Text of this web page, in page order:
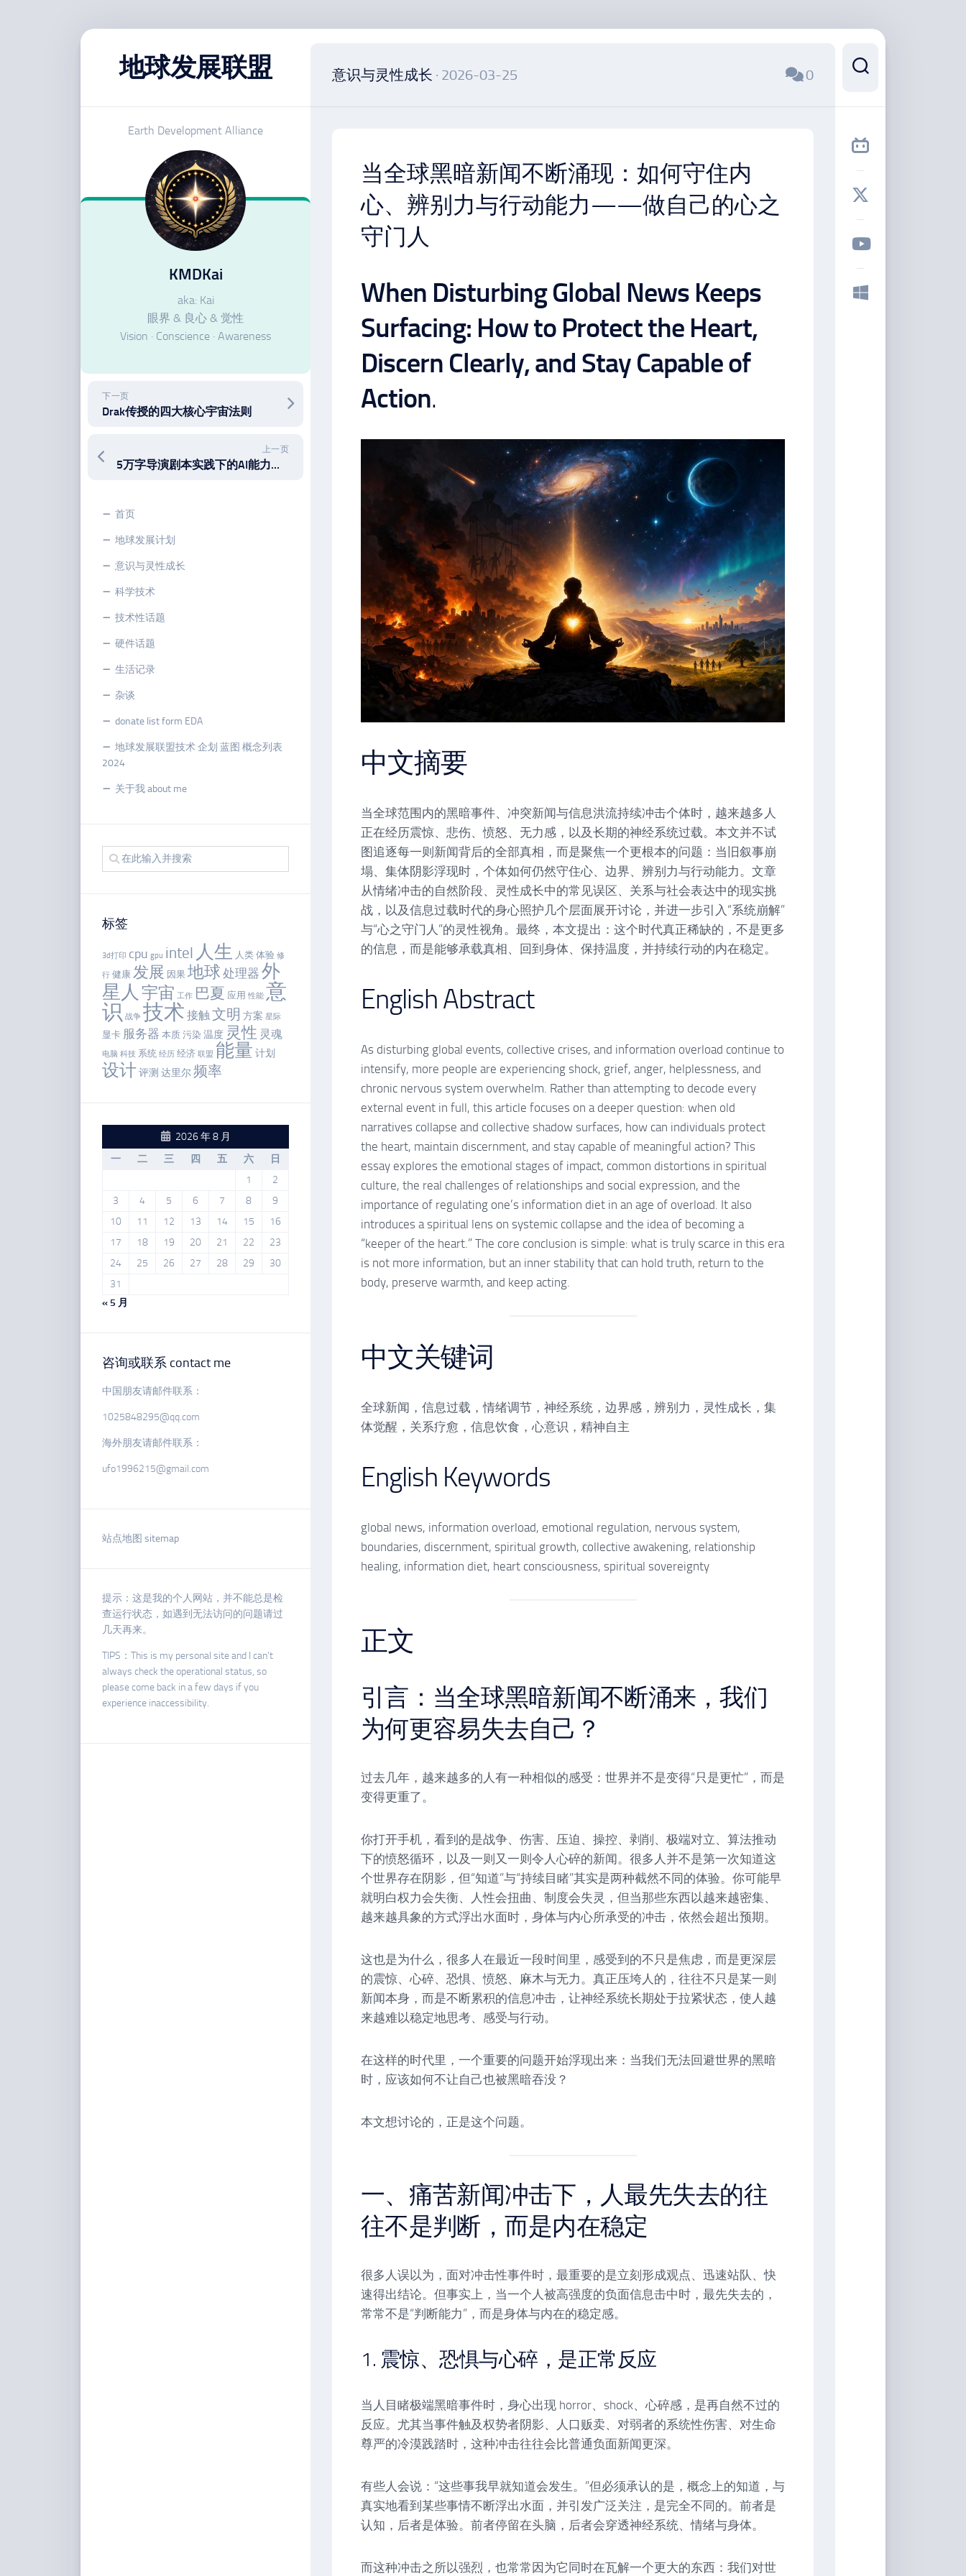
地球发展联盟
Earth Development Alliance
KMDKai
aka: Kai
眼界 & 良心 & 觉性
Vision · Conscience · Awareness
下一页
Drak传授的四大核心宇宙法则
上一页
5万字导演剧本实践下的AI能力边界与未来
首页
地球发展计划
意识与灵性成长
科学技术
技术性话题
硬件话题
生活记录
杂谈
donate list form EDA
地球发展联盟技术 企划 蓝图 概念列表
2024
关于我 about me
标签
3d打印 cpu gpu intel 人生 人类 体验 修
行 健康 发展 因果 地球 处理器 外
星人 宇宙 工作 巴夏 应用 性能 意
识 战争 技术 接触文明 方案 星际
显卡 服务器 本质 污染 温度 灵性 灵魂
电脑 科技 系统 经历 经济 联盟 能量 计划
设计评测 达里尔频率
2026 年 8 月
一
二 三 四 五 六
日
1
2
3
4 5 6 7 8
9
10
11 12 13 14 15
16
17
18 19 20 21 22
23
24
25 26 27 28 29
30
31
« 5 月
咨询或联系 contact me
中国朋友请邮件联系：
1025848295@qq.com
海外朋友请邮件联系：
ufo1996215@gmail.com
站点地图 sitemap
提示：这是我的个人网站，并不能总是检
查运行状态，如遇到无法访问的问题请过
几天再来。
TIPS：This is my personal site and I can’t
always check the operational status, so
please come back in a few days if you
experience inaccessibility.
意识与灵性成长 · 2026-03-25 0
当全球黑暗新闻不断涌现：如何守住内
心、辨别力与行动能力——做自己的心之
守门人
When Disturbing Global News Keeps
Surfacing: How to Protect the Heart,
Discern Clearly, and Stay Capable of
Action.
中文摘要
当全球范围内的黑暗事件、冲突新闻与信息洪流持续冲击个体时，越来越多人
正在经历震惊、悲伤、愤怒、无力感，以及长期的神经系统过载。本文并不试
图追逐每一则新闻背后的全部真相，而是聚焦一个更根本的问题：当旧叙事崩
塌、集体阴影浮现时，个体如何仍然守住心、边界、辨别力与行动能力。文章
从情绪冲击的自然阶段、灵性成长中的常见误区、关系与社会表达中的现实挑
战，以及信息过载时代的身心照护几个层面展开讨论，并进一步引入“系统崩解”
与“心之守门人”的灵性视角。最终，本文提出：这个时代真正稀缺的，不是更多
的信息，而是能够承载真相、回到身体、保持温度，并持续行动的内在稳定。
English Abstract
As disturbing global events, collective crises, and information overload continue to
intensify, more people are experiencing shock, grief, anger, helplessness, and
chronic nervous system overwhelm. Rather than attempting to decode every
external event in full, this article focuses on a deeper question: when old
narratives collapse and collective shadow surfaces, how can individuals protect
the heart, maintain discernment, and stay capable of meaningful action? This
essay explores the emotional stages of impact, common distortions in spiritual
culture, the real challenges of relationships and social expression, and the
importance of regulating one’s information diet in an age of overload. It also
introduces a spiritual lens on systemic collapse and the idea of becoming a
“keeper of the heart.” The core conclusion is simple: what is truly scarce in this era
is not more information, but an inner stability that can hold truth, return to the
body, preserve warmth, and keep acting.
中文关键词
全球新闻，信息过载，情绪调节，神经系统，边界感，辨别力，灵性成长，集
体觉醒，关系疗愈，信息饮食，心意识，精神自主
English Keywords
global news, information overload, emotional regulation, nervous system,
boundaries, discernment, spiritual growth, collective awakening, relationship
healing, information diet, heart consciousness, spiritual sovereignty
正文
引言：当全球黑暗新闻不断涌来，我们
为何更容易失去自己？
过去几年，越来越多的人有一种相似的感受：世界并不是变得“只是更忙”，而是
变得更重了。
你打开手机，看到的是战争、伤害、压迫、操控、剥削、极端对立、算法推动
下的愤怒循环，以及一则又一则令人心碎的新闻。很多人并不是第一次知道这
个世界存在阴影，但“知道”与“持续目睹”其实是两种截然不同的体验。你可能早
就明白权力会失衡、人性会扭曲、制度会失灵，但当那些东西以越来越密集、
越来越具象的方式浮出水面时，身体与内心所承受的冲击，依然会超出预期。
这也是为什么，很多人在最近一段时间里，感受到的不只是焦虑，而是更深层
的震惊、心碎、恐惧、愤怒、麻木与无力。真正压垮人的，往往不只是某一则
新闻本身，而是不断累积的信息冲击，让神经系统长期处于拉紧状态，使人越
来越难以稳定地思考、感受与行动。
在这样的时代里，一个重要的问题开始浮现出来：当我们无法回避世界的黑暗
时，应该如何不让自己也被黑暗吞没？
本文想讨论的，正是这个问题。
一、痛苦新闻冲击下，人最先失去的往
往不是判断，而是内在稳定
很多人误以为，面对冲击性事件时，最重要的是立刻形成观点、迅速站队、快
速得出结论。但事实上，当一个人被高强度的负面信息击中时，最先失去的，
常常不是“判断能力”，而是身体与内在的稳定感。
1. 震惊、恐惧与心碎，是正常反应
当人目睹极端黑暗事件时，身心出现 horror、shock、心碎感，是再自然不过的
反应。尤其当事件触及权势者阴影、人口贩卖、对弱者的系统性伤害、对生命
尊严的冷漠践踏时，这种冲击往往会比普通负面新闻更深。
有些人会说：“这些事我早就知道会发生。”但必须承认的是，概念上的知道，与
真实地看到某些事情不断浮出水面，并引发广泛关注，是完全不同的。前者是
认知，后者是体验。前者停留在头脑，后者会穿透神经系统、情绪与身体。
而这种冲击之所以强烈，也常常因为它同时在瓦解一个更大的东西：我们对世